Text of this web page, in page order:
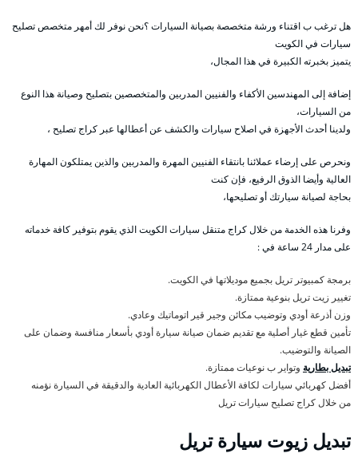
هل ترغب ب اقتناء ورشة متخصصة بصيانة السيارات ؟نحن نوفر لك أمهر متخصص تصليح
سيارات في الكويت
يتميز بخبرته الكبيرة في هذا المجال،
إضافة إلى المهندسين الأكفاء والفنيين المدربين والمتخصصين بتصليح وصيانة هذا النوع
من السيارات،
ولدينا أحدث الأجهزة في اصلاح سيارات والكشف عن أعطالها عبر كراج تصليح ،
ونحرص على إرضاء عملائنا بانتقاء الفنيين المهرة والمدربين والذين يمتلكون المهارة
العالية وأيضا الذوق الرفيع، فإن كنت
بحاجة لصيانة سيارتك أو تصليحها،
وفرنا هذه الخدمة من خلال كراج متنقل سيارات الكويت الذي يقوم بتوفير كافة خدماته
على مدار 24 ساعة في :
برمجة كمبيوتر تريل بجميع موديلاتها في الكويت.
تغيير زيت تريل بنوعية ممتازة.
وزن أذرعة أودي وتوضيب مكائن وجير قير اتوماتيك وعادي.
تأمين قطع غيار أصلية مع تقديم ضمان صيانة سيارة أودي بأسعار منافسة وضمان على
الصيانة والتوضيب.
تبديل بطارية وتواير ب نوعيات ممتازة.
أفضل كهربائي سيارات لكافة الأعطال الكهربائية العادية والدقيقة في السيارة نؤمنه
من خلال كراج تصليح سيارات تريل
تبديل زيوت سيارة تريل